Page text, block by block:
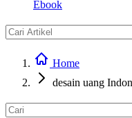
Ebook
Home
desain uang